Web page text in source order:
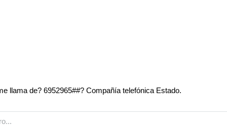
llama de? 6952965##? Compañía telefónica Estado.